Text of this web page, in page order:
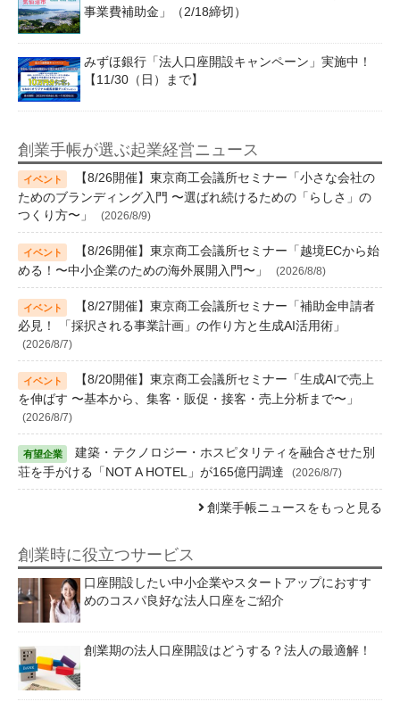
事業費補助金」（2/18締切）
みずほ銀行「法人口座開設キャンペーン」実施中！
【11/30（日）まで】
創業手帳が選ぶ起業経営ニュース
【8/26開催】東京商工会議所セミナー「小さな会社の
ためのブランディング入門 〜選ばれ続けるための「らしさ」の
つくり方〜」
(2026/8/9)
【8/26開催】東京商工会議所セミナー「越境ECから始
める！〜中小企業のための海外展開入門〜」
(2026/8/8)
【8/27開催】東京商工会議所セミナー「補助金申請者
必見！ 「採択される事業計画」の作り方と生成AI活用術」
(2026/8/7)
【8/20開催】東京商工会議所セミナー「生成AIで売上
を伸ばす 〜基本から、集客・販促・接客・売上分析まで〜」
(2026/8/7)
建築・テクノロジー・ホスピタリティを融合させた別
荘を手がける「NOT A HOTEL」が165億円調達
(2026/8/7)
創業手帳ニュースをもっと見る
創業時に役立つサービス
口座開設したい中小企業やスタートアップにおすす
めのコスパ良好な法人口座をご紹介
創業期の法人口座開設はどうする？法人の最適解！